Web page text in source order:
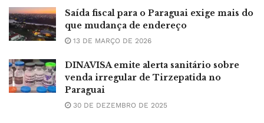
Saída fiscal para o Paraguai exige mais do
que mudança de endereço
13 DE MARÇO DE 2026
DINAVISA emite alerta sanitário sobre
venda irregular de Tirzepatida no
Paraguai
30 DE DEZEMBRO DE 2025